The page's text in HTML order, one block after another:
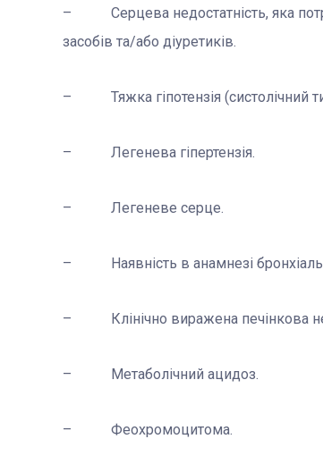
– Серцева недостатність, яка
засобів та/або діуретиків.
– Тяжка гіпотензія (систолічний
– Легенева гіпертензія.
– Легеневе серце.
– Наявність в анамнезі
– Клінічно виражена печінкова
– Метаболічний ацидоз.
– Феохромоцитома.